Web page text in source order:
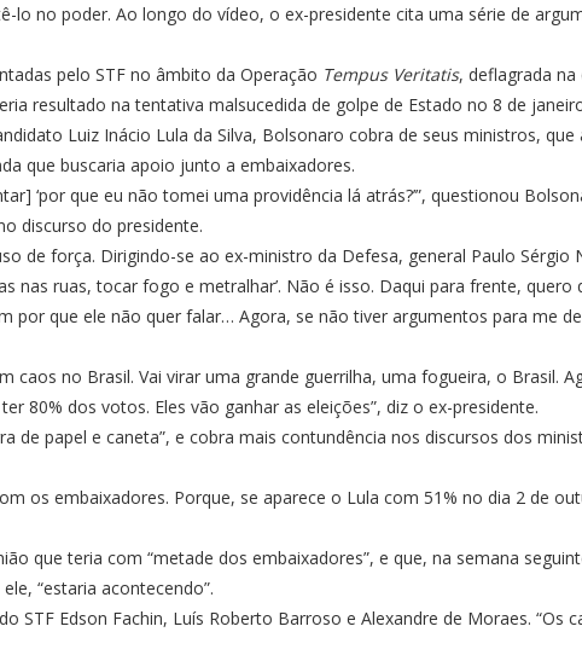
lo no poder. Ao longo do vídeo, o ex-presidente cita uma série de
pelo STF no âmbito da Operação Tempus Veritatis, deflagrada na
resultado na tentativa malsucedida de golpe de Estado no 8 de
Luiz Inácio Lula da Silva, Bolsonaro cobra de seus ministros,
que buscaria apoio junto a embaixadores.
‘por que eu não tomei uma providência lá atrás?’”, questionou
discurso do presidente.
de força. Dirigindo-se ao ex-ministro da Defesa, general Paulo Sérgio
nas ruas, tocar fogo e metralhar’. Não é isso. Daqui para frente,
por que ele não quer falar… Agora, se não tiver argumentos para me
caos no Brasil. Vai virar uma grande guerrilha, uma fogueira, o Brasil.
80% dos votos. Eles vão ganhar as eleições”, diz o ex-presidente.
de papel e caneta”, e cobra mais contundência nos discursos dos
os embaixadores. Porque, se aparece o Lula com 51% no dia 2 de
que teria com “metade dos embaixadores”, e que, na semana
“estaria acontecendo”.
Edson Fachin, Luís Roberto Barroso e Alexandre de Moraes. “Os